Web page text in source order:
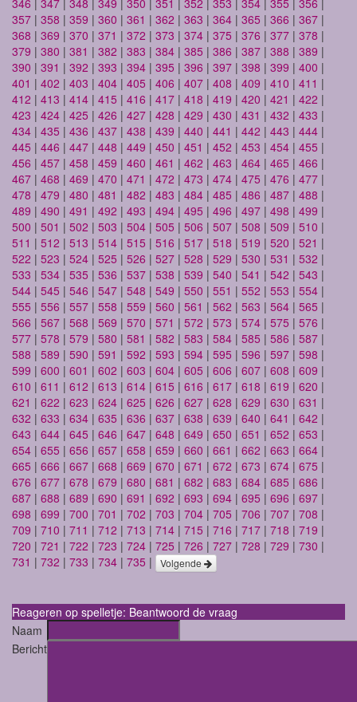
357 | 358 | 359 | 360 | 361 | 362 | 363 | 364 | 365 | 366 | 367 |
368 | 369 | 370 | 371 | 372 | 373 | 374 | 375 | 376 | 377 | 378 |
379 | 380 | 381 | 382 | 383 | 384 | 385 | 386 | 387 | 388 | 389 |
390 | 391 | 392 | 393 | 394 | 395 | 396 | 397 | 398 | 399 | 400 |
401 | 402 | 403 | 404 | 405 | 406 | 407 | 408 | 409 | 410 | 411 |
412 | 413 | 414 | 415 | 416 | 417 | 418 | 419 | 420 | 421 | 422 |
423 | 424 | 425 | 426 | 427 | 428 | 429 | 430 | 431 | 432 | 433 |
434 | 435 | 436 | 437 | 438 | 439 | 440 | 441 | 442 | 443 | 444 |
445 | 446 | 447 | 448 | 449 | 450 | 451 | 452 | 453 | 454 | 455 |
456 | 457 | 458 | 459 | 460 | 461 | 462 | 463 | 464 | 465 | 466 |
467 | 468 | 469 | 470 | 471 | 472 | 473 | 474 | 475 | 476 | 477 |
478 | 479 | 480 | 481 | 482 | 483 | 484 | 485 | 486 | 487 | 488 |
489 | 490 | 491 | 492 | 493 | 494 | 495 | 496 | 497 | 498 | 499 |
500 | 501 | 502 | 503 | 504 | 505 | 506 | 507 | 508 | 509 | 510 |
511 | 512 | 513 | 514 | 515 | 516 | 517 | 518 | 519 | 520 | 521 |
522 | 523 | 524 | 525 | 526 | 527 | 528 | 529 | 530 | 531 | 532 |
533 | 534 | 535 | 536 | 537 | 538 | 539 | 540 | 541 | 542 | 543 |
544 | 545 | 546 | 547 | 548 | 549 | 550 | 551 | 552 | 553 | 554 |
555 | 556 | 557 | 558 | 559 | 560 | 561 | 562 | 563 | 564 | 565 |
566 | 567 | 568 | 569 | 570 | 571 | 572 | 573 | 574 | 575 | 576 |
577 | 578 | 579 | 580 | 581 | 582 | 583 | 584 | 585 | 586 | 587 |
588 | 589 | 590 | 591 | 592 | 593 | 594 | 595 | 596 | 597 | 598 |
599 | 600 | 601 | 602 | 603 | 604 | 605 | 606 | 607 | 608 | 609 |
610 | 611 | 612 | 613 | 614 | 615 | 616 | 617 | 618 | 619 | 620 |
621 | 622 | 623 | 624 | 625 | 626 | 627 | 628 | 629 | 630 | 631 |
632 | 633 | 634 | 635 | 636 | 637 | 638 | 639 | 640 | 641 | 642 |
643 | 644 | 645 | 646 | 647 | 648 | 649 | 650 | 651 | 652 | 653 |
654 | 655 | 656 | 657 | 658 | 659 | 660 | 661 | 662 | 663 | 664 |
665 | 666 | 667 | 668 | 669 | 670 | 671 | 672 | 673 | 674 | 675 |
676 | 677 | 678 | 679 | 680 | 681 | 682 | 683 | 684 | 685 | 686 |
687 | 688 | 689 | 690 | 691 | 692 | 693 | 694 | 695 | 696 | 697 |
698 | 699 | 700 | 701 | 702 | 703 | 704 | 705 | 706 | 707 | 708 |
709 | 710 | 711 | 712 | 713 | 714 | 715 | 716 | 717 | 718 | 719 |
720 | 721 | 722 | 723 | 724 | 725 | 726 | 727 | 728 | 729 | 730 |
731 | 732 | 733 | 734 | 735 | Volgende
Reageren op spelletje: Beantwoord de vraag
Naam
Bericht